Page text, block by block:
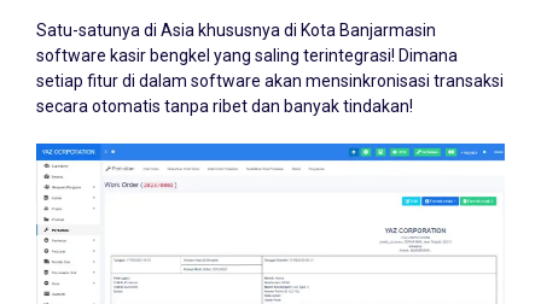
Satu-satunya di Asia khususnya di Kota Banjarmasin
software kasir bengkel yang saling terintegrasi! Dimana
setiap fitur di dalam software akan mensinkronisasi transaksi
secara otomatis tanpa ribet dan banyak tindakan!